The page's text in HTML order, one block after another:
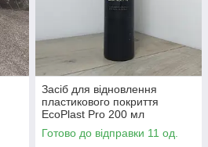
Засіб для відновлення
пластикового покриття
EcoPlast Pro 200 мл
Готово до відправки 11 од.